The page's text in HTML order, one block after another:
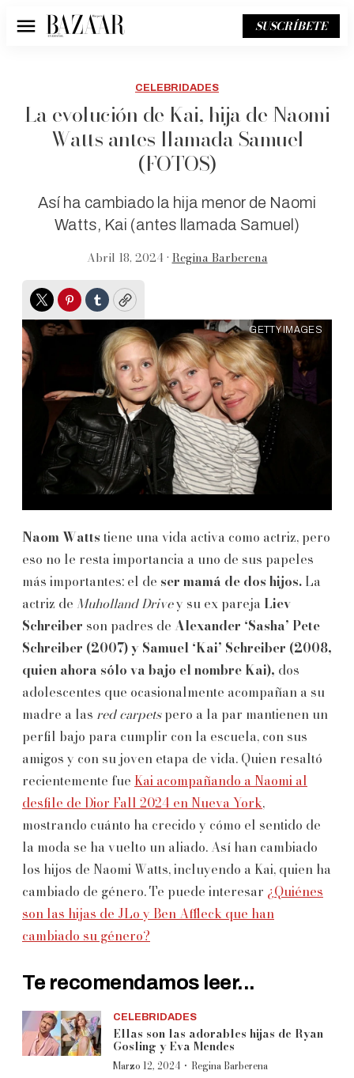
Menú SUSCRÍBETE
CELEBRIDADES
La evolución de Kai, hija de Naomi
Watts antes llamada Samuel
(FOTOS)
Así ha cambiado la hija menor de Naomi
Watts, Kai (antes llamada Samuel)
Abril 18, 2024 • Regina Barberena
TwitterPinterest
TumblrCopy
GETTY IMAGES
Naom Watts tiene una vida activa como actriz, pero
eso no le resta importancia a uno de sus papeles
más importantes: el de ser mamá de dos hijos. La
actriz de Muholland Drivey su ex pareja Liev
Schreiber son padres de Alexander ‘Sasha’ Pete
Schreiber (2007) y Samuel ‘Kai’ Schreiber (2008,
quien ahora sólo va bajo el nombre Kai), dos
adolescentes que ocasionalmente acompañan a su
madre a las red carpetspero a la par mantienen un
perfil bajo para cumplir con la escuela, con sus
amigos y con su joven etapa de vida. Quien resaltó
recientemente fue Kai acompañando a Naomi al
desfile de Dior Fall 2024 en Nueva York,
mostrando cuánto ha crecido y cómo el sentido de
la moda se ha vuelto un aliado. Así han cambiado
los hijos de Naomi Watts, incluyendo a Kai, quien ha
cambiado de género. Te puede interesar ¿Quiénes
son las hijas de JLo y Ben Affleck que han
cambiado su género?
Te recomendamos leer...
CELEBRIDADES
Ellas son las adorables hijas de Ryan
Gosling y Eva Mendes
Marzo 12, 2024 · Regina Barberena